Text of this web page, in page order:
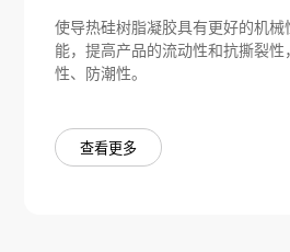
使导热硅树脂凝胶具有更好的机
能，提高产品的流动性和抗撕裂性
性、防潮性。
查看更多